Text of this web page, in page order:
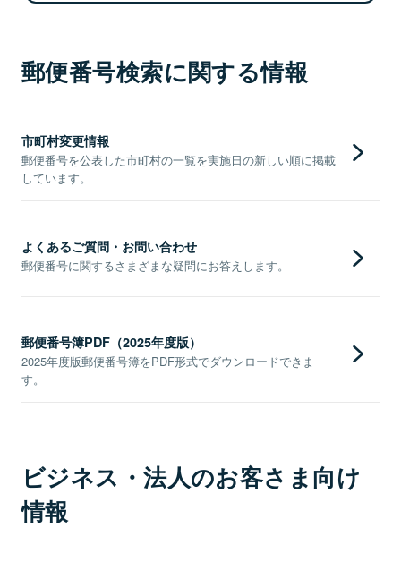
郵便番号検索に関する情報
市町村変更情報
郵便番号を公表した市町村の一覧を実施日の新しい順に掲載
しています。
よくあるご質問・お問い合わせ
郵便番号に関するさまざまな疑問にお答えします。
郵便番号簿PDF（2025年度版）
2025年度版郵便番号簿をPDF形式でダウンロードできま
す。
ビジネス・法人のお客さま向け
情報